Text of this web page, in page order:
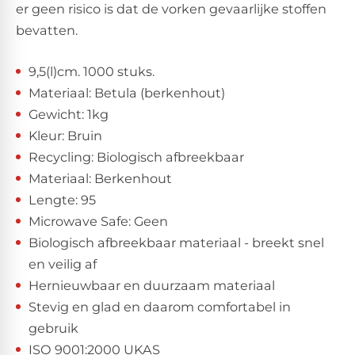
er geen risico is dat de vorken gevaarlijke stoffen
bevatten.
9,5(l)cm. 1000 stuks.
Materiaal: Betula (berkenhout)
Gewicht: 1kg
Kleur: Bruin
Recycling: Biologisch afbreekbaar
Materiaal: Berkenhout
Lengte: 95
Microwave Safe: Geen
Biologisch afbreekbaar materiaal - breekt snel
en veilig af
Hernieuwbaar en duurzaam materiaal
Stevig en glad en daarom comfortabel in
gebruik
ISO 9001:2000 UKAS